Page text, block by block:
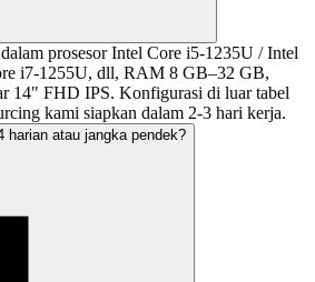
prosesor Intel Core i5-1235U / Intel
i7-1255U, dll, RAM 8 GB–32 GB,
14" FHD IPS. Konfigurasi di luar tabel
kami siapkan dalam 2-3 hari kerja.
harian atau jangka pendek?